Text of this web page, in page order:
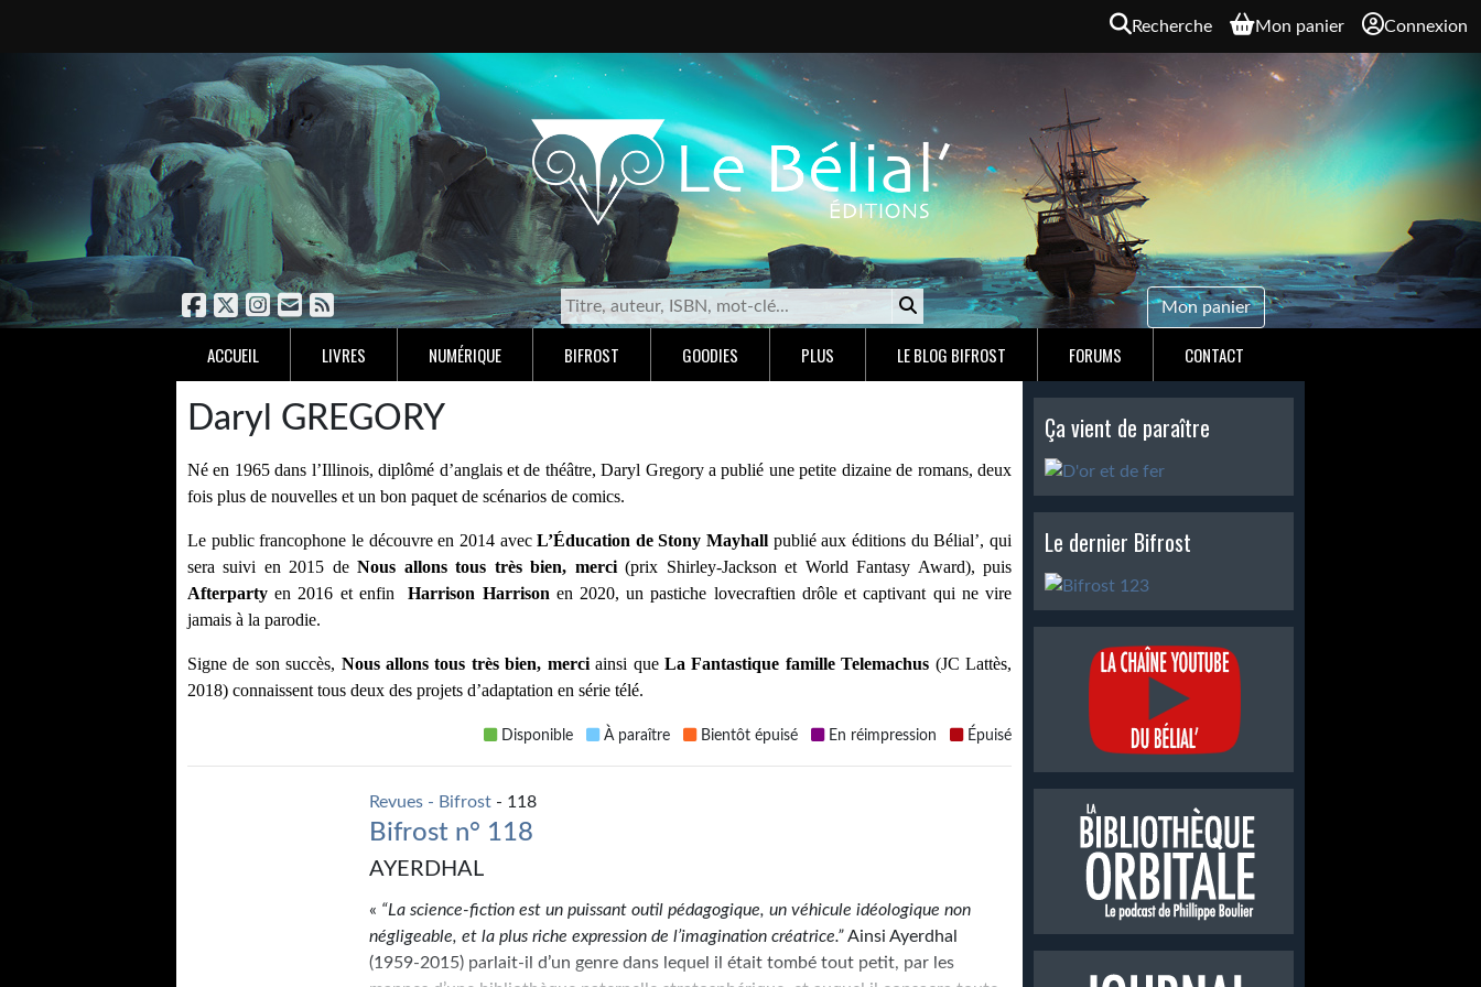
Recherche Mon panier Connexion
Mon panier
ACCUEIL LIVRES NUMÉRIQUE BIFROST GOODIES PLUS LE BLOG BIFROST FORUMS CONTACT
Daryl GREGORY
Né en 1965 dans l’Illinois, diplômé d’anglais et de théâtre, Daryl Gregory a publié une petite dizaine de romans, deux
fois plus de nouvelles et un bon paquet de scénarios de comics.
Le public francophone le découvre en 2014 avec L’Éducation de Stony Mayhall publié aux éditions du Bélial’, qui
sera suivi en 2015 de Nous allons tous très bien, merci
Afterparty en 2016 et enfin Harrison Harrison en 2020, un pastiche lovecraftien drôle et captivant qui ne vire
jamais à la parodie.
Signe de son succès, Nous allons tous très bien, merci ainsi que La Fantastique famille Telemachus (JC Lattès,
2018) connaissent tous deux des projets d’adaptation en série télé.
Disponible À paraître Bientôt épuisé En réimpression Épuisé
Revues - Bifrost - 118
Bifrost n° 118
AYERDHAL
« “La science-fiction est un puissant outil pédagogique, un véhicule idéologique non
négligeable, et la plus riche expression de l’imagination créatrice.”Ainsi Ayerdhal
(1959-2015) parlait-il d’un genre dans lequel il était tombé tout petit, par les
Ça vient de paraître
Le dernier Bifrost